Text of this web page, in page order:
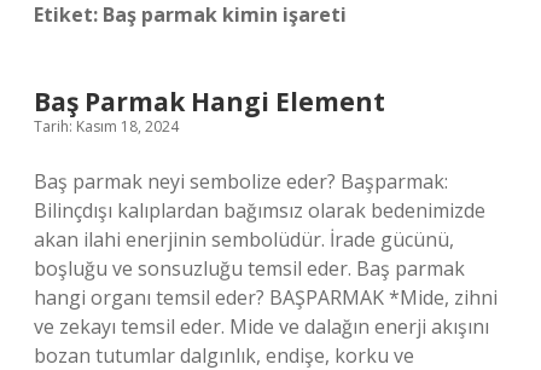
Etiket: Baş parmak kimin işareti
Baş Parmak Hangi Element
Tarih: Kasım 18, 2024
Baş parmak neyi sembolize eder? Başparmak:
Bilinçdışı kalıplardan bağımsız olarak bedenimizde
akan ilahi enerjinin sembolüdür. İrade gücünü,
boşluğu ve sonsuzluğu temsil eder. Baş parmak
hangi organı temsil eder? BAŞPARMAK *Mide, zihni
ve zekayı temsil eder. Mide ve dalağın enerji akışını
bozan tutumlar dalgınlık, endişe, korku ve